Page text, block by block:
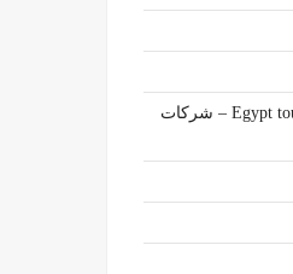
Egypt tourism transportation companies – شركات